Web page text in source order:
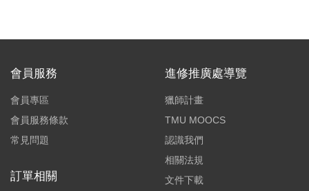
會員服務
會員專區
會員服務條款
常見問題
訂單相關
進修推廣處導覽
獵師計畫
TMU MOOCS
認識我們
相關法規
文件下載